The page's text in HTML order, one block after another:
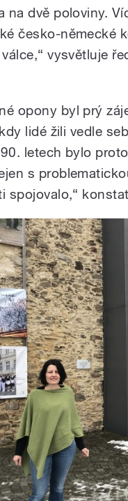
na dvě poloviny.
česko-německé
vysvětluje
opony byl prý
lidé žili vedle
letech bylo
s
spojovalo,“